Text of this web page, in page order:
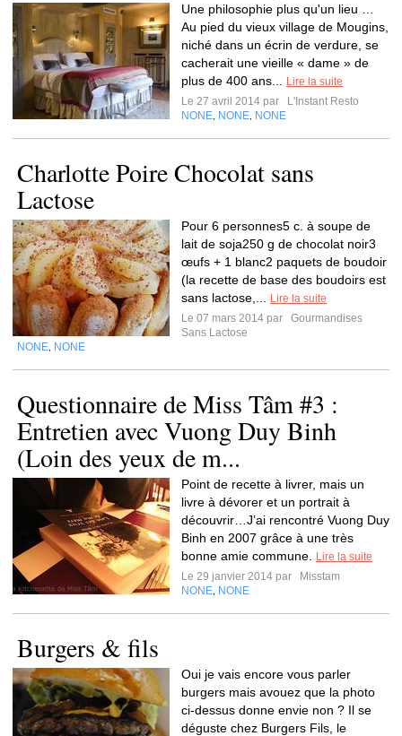
Une philosophie plus qu'un lieu …
Au pied du vieux village de Mougins,
niché dans un écrin de verdure, se
cacherait une vieille « dame » de
plus de 400 ans...
Lire la suite
Le 27 avril 2014 par
L'Instant Resto
NONE NONE NONE
Charlotte Poire Chocolat sans
Lactose
Pour 6 personnes5 c. à soupe de
lait de soja250 g de chocolat noir3
œufs + 1 blanc2 paquets de boudoir
(la recette de base des boudoirs est
sans lactose,...
Lire la suite
Le 07 mars 2014 par
Gourmandises
Sans Lactose
NONE NONE
Questionnaire de Miss Tâm #3 :
Entretien avec Vuong Duy Binh
(Loin des yeux de m...
Point de recette à livrer, mais un
livre à dévorer et un portrait à
découvrir…J’ai rencontré Vuong Duy
Binh en 2007 grâce à une très
bonne amie commune.
Lire la suite
Le 29 janvier 2014 par
Misstam
NONE NONE
Burgers & fils
Oui je vais encore vous parler
burgers mais avouez que la photo
ci-dessus donne envie non ? Il se
déguste chez Burgers Fils, le